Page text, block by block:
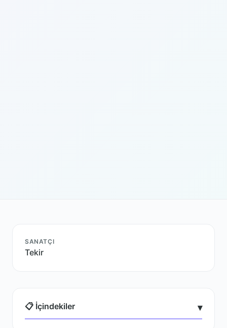
SANATÇI
Tekir
📋 İçindekiler ▾